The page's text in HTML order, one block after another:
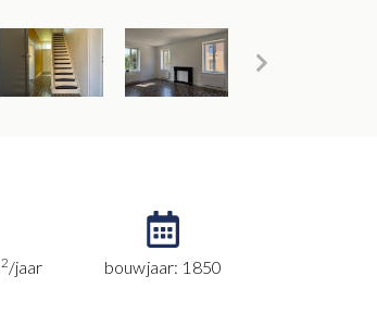
2/jaar bouwjaar: 1850